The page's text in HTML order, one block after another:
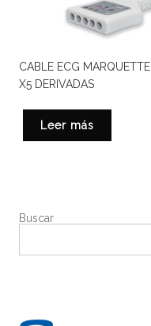
CABLE ECG MARQUETTE
X5 DERIVADAS
Leer más
Buscar